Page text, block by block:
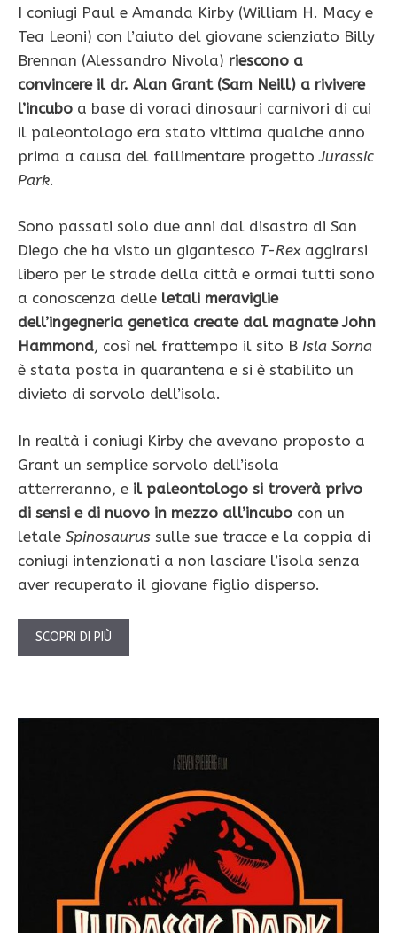
I coniugi Paul e Amanda Kirby (William H. Macy e
Tea Leoni) con l’aiuto del giovane scienziato Billy
Brennan (Alessandro Nivola) riescono a
convincere il dr. Alan Grant (Sam Neill) a rivivere
l’incubo a base di voraci dinosauri carnivori di cui
il paleontologo era stato vittima qualche anno
prima a causa del fallimentare progettoJurassic
Park.
Sono passati solo due anni dal disastro di San
Diego che ha visto un gigantesco T-Rexaggirarsi
libero per le strade della città e ormai tutti sono
a conoscenza delle letali meraviglie
dell’ingegneria genetica create dal magnate John
Hammond, così nel frattempo il sito B Isla Sorna
è stata posta in quarantena e si è stabilito un
divieto di sorvolo dell’isola.
In realtà i coniugi Kirby che avevano proposto a
Grant un semplice sorvolo dell’isola
atterreranno, e il paleontologo si troverà privo
di sensi e di nuovo in mezzo all’incubo con un
letale Spinosaurus sulle sue tracce e la coppia di
coniugi intenzionati a non lasciare l’isola senza
aver recuperato il giovane figlio disperso.
SCOPRI DI PIÙ